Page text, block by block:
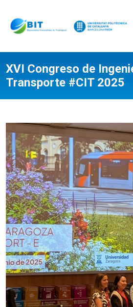
XVI Congreso de
Transporte #CIT 2025